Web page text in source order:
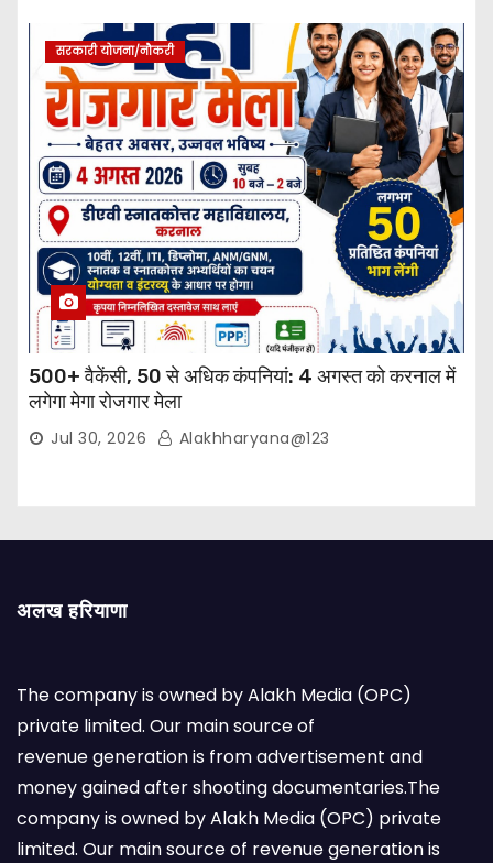
सरकारी योजना/नौकरी
500+ वैकेंसी, 50 से अधिक कंपनियां: 4 अगस्त को करनाल में
लगेगा मेगा रोजगार मेला
Jul 30, 2026 Alakhharyana@123
अलख हरियाणा
The company is owned by Alakh Media (OPC)
private limited. Our main source of
revenue generation is from advertisement and
money gained after shooting documentaries.The
company is owned by Alakh Media (OPC) private
limited. Our main source of revenue generation is